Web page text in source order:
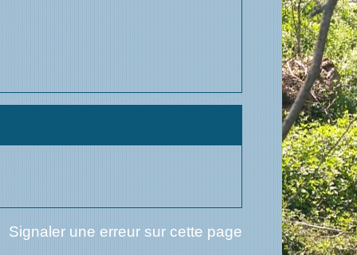
Signaler une erreur sur cette page